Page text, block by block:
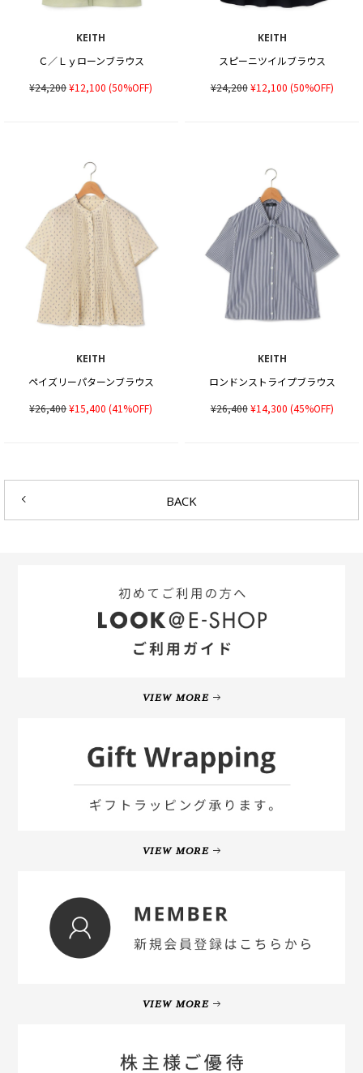
KEITH
Ｃ／Ｌｙローンブラウス
¥24,200¥12,100 (50%OFF)
KEITH
スピーニツイルブラウス
¥24,200¥12,100 (50%OFF)
KEITH
ペイズリーパターンブラウス
¥26,400¥15,400 (41%OFF)
KEITH
ロンドンストライプブラウス
¥26,400¥14,300 (45%OFF)
BACK
VIEW MORE
VIEW MORE
VIEW MORE